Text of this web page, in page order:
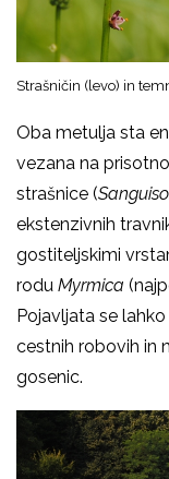
Strašničin (levo) in
Oba metulja sta
vezana na
strašnice (
ekstenzivnih
gostiteljskimi
rodu Myrmica
Pojavljata se
cestnih robovih in
gosenic.